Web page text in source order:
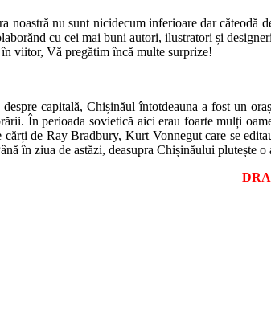
nu sunt nicidecum inferioare dar căteodă
cu cei mai buni autori, ilustratori și
viitor, Vă pregătim încă multe surprize!
capitală, Chișinăul întotdeauna a fost un
În perioada sovietică aici erau foarte mulți
cărți de Ray Bradbury, Kurt Vonnegut care se
în ziua de astăzi, deasupra Chișinăului plutește o